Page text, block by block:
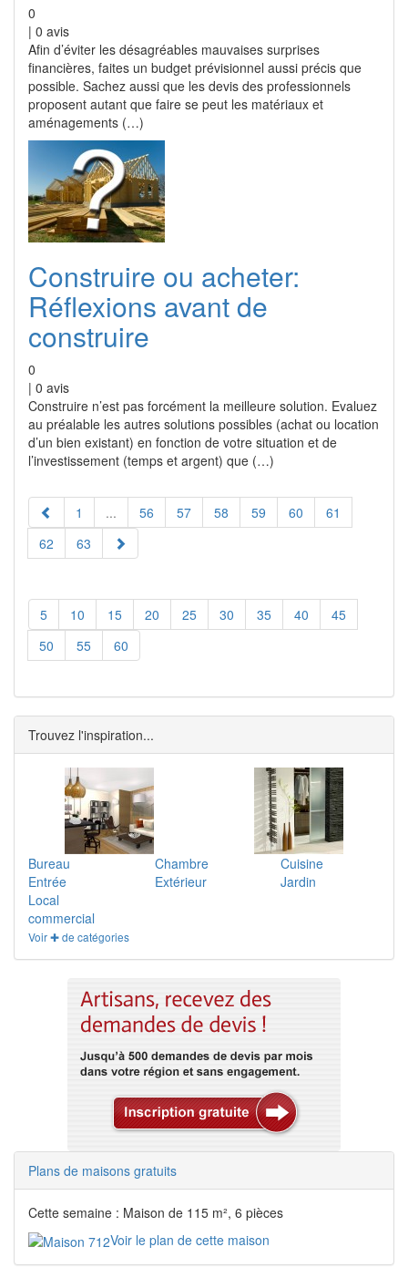
0
| 0 avis
Afin d’éviter les désagréables mauvaises surprises
financières, faites un budget prévisionnel aussi précis que
possible. Sachez aussi que les devis des professionnels
proposent autant que faire se peut les matériaux et
aménagements (…)
Construire ou acheter:
Réflexions avant de
construire
0
| 0 avis
Construire n’est pas forcément la meilleure solution. Evaluez
au préalable les autres solutions possibles (achat ou location
d’un bien existant) en fonction de votre situation et de
l’investissement (temps et argent) que (…)
1 ... 56 57 58 59 60
61
62
63
5 10 15 20 25 30 35 40
45
50
55 60
Trouvez l'inspiration...
Bureau Chambre
Cuisine
Entrée
Extérieur
Jardin
Local
commercial
Voir ✚ de catégories
Plans de maisons gratuits
Cette semaine : Maison de 115 m², 6 pièces
Voir le plan de cette maison